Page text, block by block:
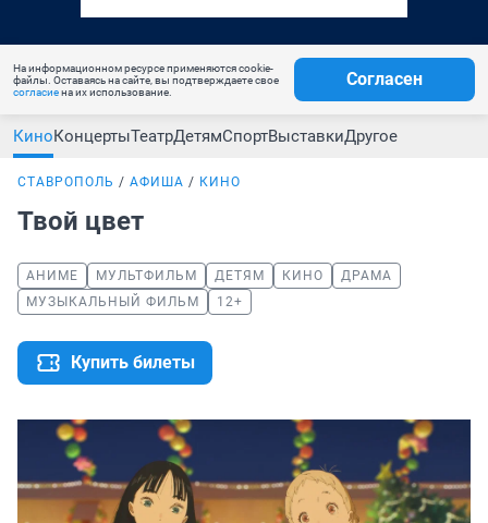
На информационном ресурсе применяются cookie-
файлы. Оставаясь на сайте, вы подтверждаете свое
согласиена их использование.
Согласен
КиноКонцертыТеатрДетямСпортВыставкиДругое
СТАВРОПОЛЬ АФИША КИНО
Твой цвет
АНИМЕ МУЛЬТФИЛЬМ ДЕТЯМ КИНО
ДРАМА
МУЗЫКАЛЬНЫЙ ФИЛЬМ
12+
Купить билеты